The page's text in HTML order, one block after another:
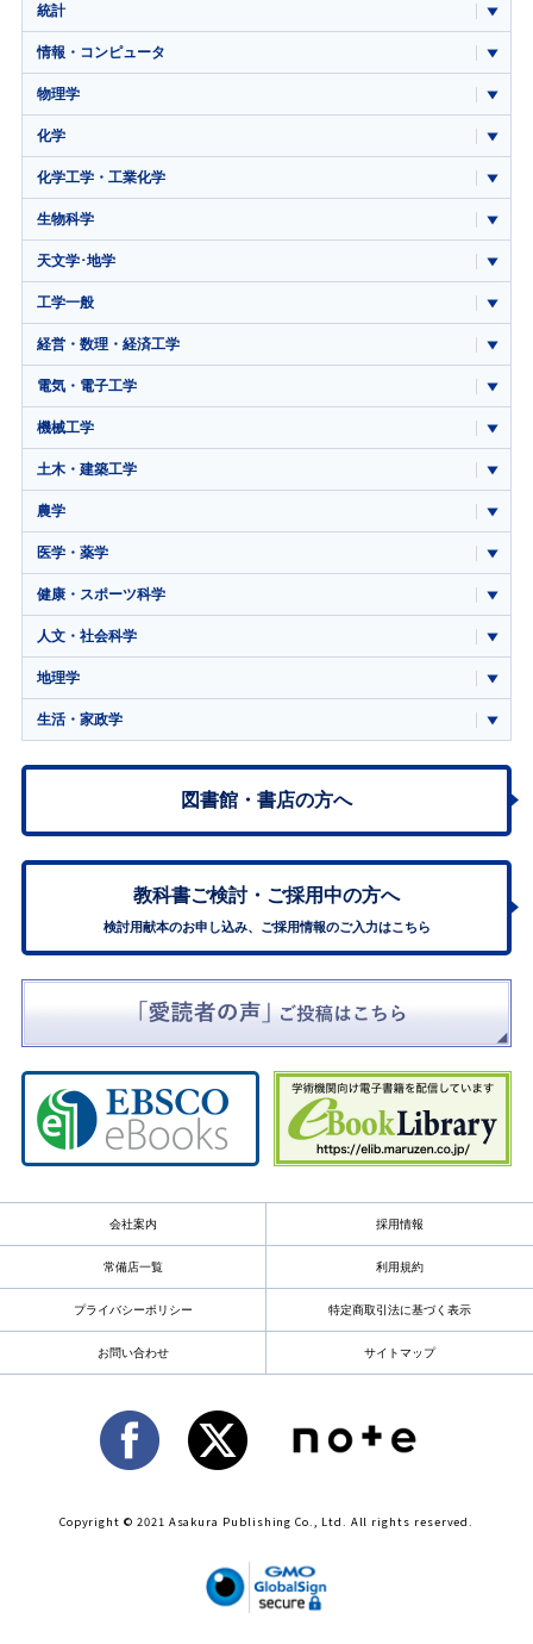
統計
情報・コンピュータ
物理学
化学
化学工学・工業化学
生物科学
天文学･地学
工学一般
経営・数理・経済工学
電気・電子工学
機械工学
土木・建築工学
農学
医学・薬学
健康・スポーツ科学
人文・社会科学
地理学
生活・家政学
図書館・書店の方へ
教科書ご検討・ ご採用中の方へ
検討用献本のお申し込み、ご採用情報のご入力はこちら
会社案内 採用情報
常備店一覧 利用規約
プライバシーポリシー 特定商取引法に基づく表示
お問い合わせ サイトマップ
Copyright © 2021 Asakura Publishing Co., Ltd. All rights reserved.